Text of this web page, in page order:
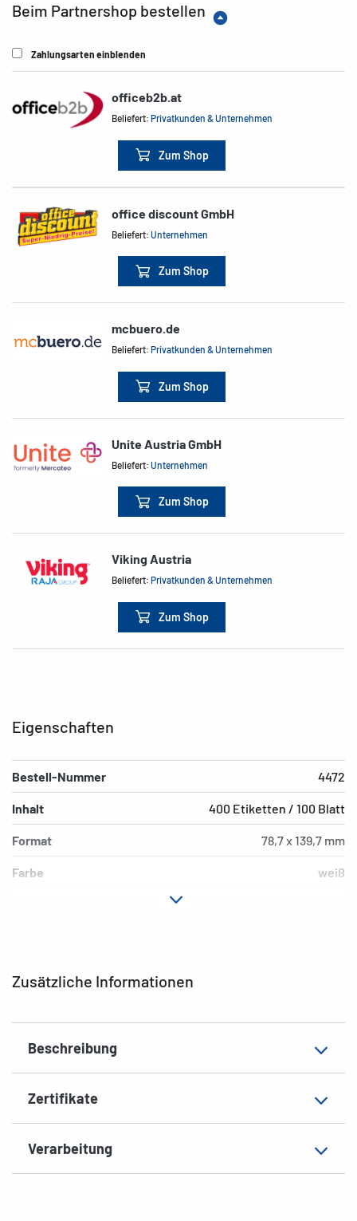
Beim Partnershop bestellen
Zahlungsarten einblenden
officeb2b.at
Beliefert:Privatkunden & Unternehmen
Zum Shop
office discount GmbH
Beliefert:Unternehmen
Zum Shop
mcbuero.de
Beliefert:Privatkunden & Unternehmen
Zum Shop
Unite Austria GmbH
Beliefert:Unternehmen
Zum Shop
Viking Austria
Beliefert:Privatkunden & Unternehmen
Zum Shop
Zusätzliche Informationen
Beschreibung
Zertifikate
Verarbeitung
Eigenschaften
Bestell-Nummer 4472
Inhalt 400 Etiketten / 100 Blatt
Format 78,7 x 139,7 mm
Farbe weiß